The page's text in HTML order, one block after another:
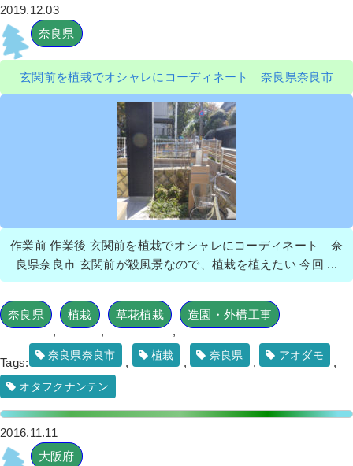
2019.12.03
奈良県
玄関前を植栽でオシャレにコーディネート 奈良県奈良市
作業前 作業後 玄関前を植栽でオシャレにコーディネート 奈
良県奈良市 玄関前が殺風景なので、植栽を植えたい 今回 ...
奈良県
,
植栽
,
草花植栽
,
造園・外構工事
Tags:
奈良県奈良市
,
植栽
,
奈良県
,
アオダモ
,
オタフクナンテン
2016.11.11
大阪府